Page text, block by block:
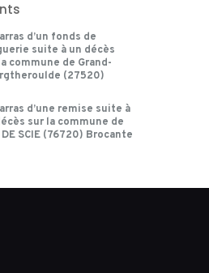
d’un fonds de
suite à un décès
commune de Grand-
(27520)
d’une remise suite à
sur la commune de
SCIE (76720) Brocante